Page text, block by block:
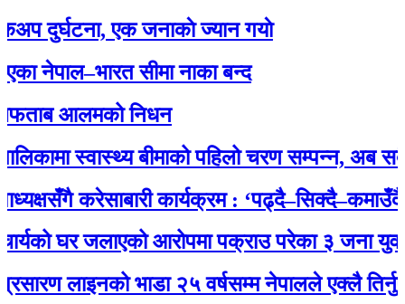
एक जनाकाे ज्यान गयाे
सीमा नाका बन्द
आलमको निधन
स्वास्थ्य बीमाको पहिलो चरण सम्पन्न, अब सबै
करेसाबारी कार्यक्रम : ‘पढ्दै–सिक्दै–कमाउँदै’
घर जलाएको आरोपमा पक्राउ परेका ३ जना
लाइनको भाडा २५ वर्षसम्म नेपालले एक्‍लै तिर्नुपर्ने’